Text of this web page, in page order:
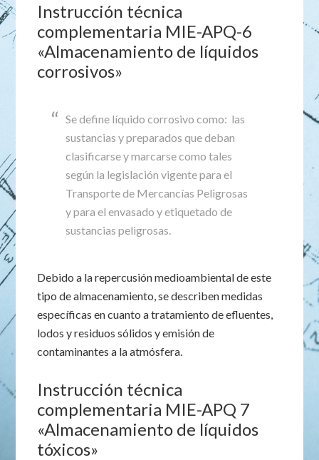
Instrucción técnica
complementaria MIE-APQ-6
«Almacenamiento de líquidos
corrosivos»
Se define líquido corrosivo como: las
sustancias y preparados que deban
clasificarse y marcarse como tales
según la legislación vigente para el
Transporte de Mercancías Peligrosas
y para el envasado y etiquetado de
sustancias peligrosas.
Debido a la repercusión medioambiental de este
tipo de almacenamiento, se describen medidas
específicas en cuanto a tratamiento de efluentes,
lodos y residuos sólidos y emisión de
contaminantes a la atmósfera.
Instrucción técnica
complementaria MIE-APQ 7
«Almacenamiento de líquidos
tóxicos»